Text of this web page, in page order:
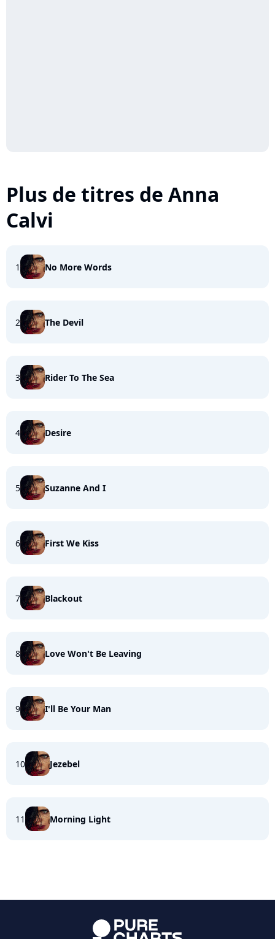
Plus de titres de Anna
Calvi
1 No More Words
2 The Devil
3 Rider To The Sea
4 Desire
5 Suzanne And I
6 First We Kiss
7 Blackout
8 Love Won't Be Leaving
9 I'll Be Your Man
10 Jezebel
11 Morning Light